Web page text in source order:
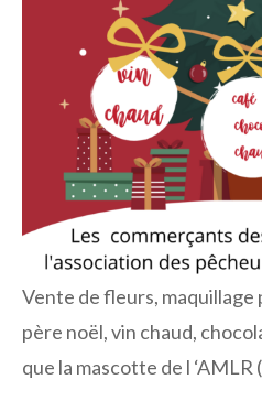
Vente de fleurs,
père noël, vin chaud,
que la mascotte de l ‘AMLR